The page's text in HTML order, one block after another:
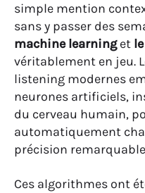
simple mention
sans y passer des
machine learninget
véritablement en jeu.
listening modernes
neurones artificiels,
du cerveau humain,
automatiquement
précision
Ces algorithmes ont